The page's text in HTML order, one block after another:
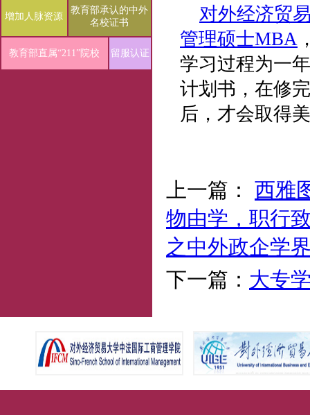
增加人脉资源
教育部承认的中外
名校证书
教育部直属“211”院校 留服认证
对外经济贸
管理硕士MBA
学习过程为一
计划书，在修
后，才会取得
上一篇： 西雅
物由学，职行
之中外政企学
下一篇： 大专